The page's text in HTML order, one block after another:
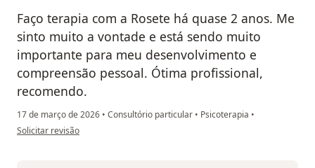
Faço terapia com a Rosete há quase 2 anos. Me
sinto muito a vontade e está sendo muito
importante para meu desenvolvimento e
compreensão pessoal. Ótima profissional,
recomendo.
17 de março de 2026 • Consultório particular • Psicoterapia •
na opinião do utilizador Juliana S
Solicitar revisão